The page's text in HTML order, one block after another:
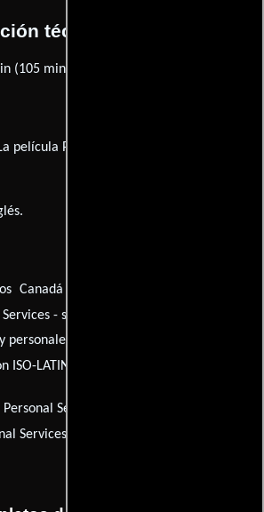
técnica y general
(105 minutos) .
película Personal Services fué producida
.
Canadá (Título francés):
Services - smæk for skillingen
personales
ISO-LATIN-1):
Personal Service
Services